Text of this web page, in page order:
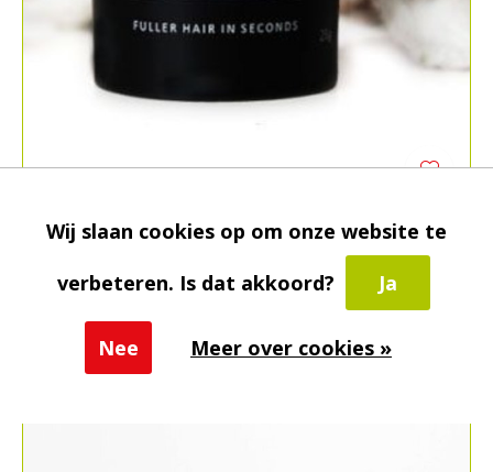
Incl. btw
Wij slaan cookies op om onze website te
verbeteren. Is dat akkoord?
Ja
Nee Meer over cookies »